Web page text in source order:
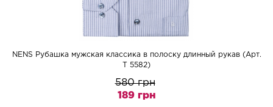
NENS Рубашка мужская классика в полоску длинный рукав (Арт.
T 5582)
580 грн
189 грн